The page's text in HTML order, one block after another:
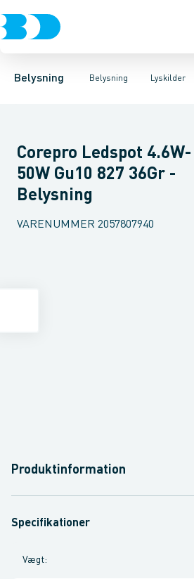
Belysning Belysning
Belysning Lyskilder
LyskilderBelysningsarmaturer
LED Lyskilder LysrørUV-Lampe
Corepro Ledspot 4.6W-
50W Gu10 827 36Gr -
Belysning
VARENUMMER 2057807940
Produktinformation
Specifikationer
Vægt: